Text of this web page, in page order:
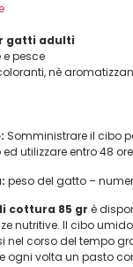
gatti adulti
pesce
nè
Somministrare il cibo
utilizzare entro 48
peso del gatto –
cottura 85 gr è
nutritive. Il cibo
corso del tempo
ogni volta un pasto